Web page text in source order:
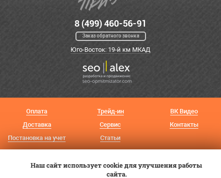
8 (499) 460-56-91
Заказ обратного звонка
Юго-Восток: 19-й км МКАД
Оплата
Доставка
Постановка на учет
Трейд-ин
Сервис
Статьи
ВК Видео
Контакты
Наш сайт использует cookie для улучшения работы
сайта.